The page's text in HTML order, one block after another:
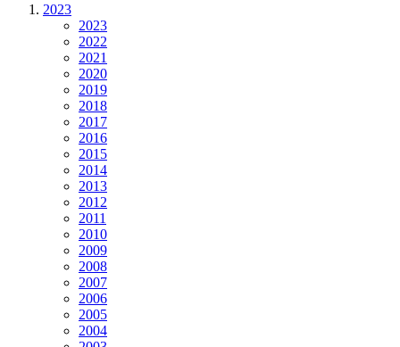
2023
2023
2022
2021
2020
2019
2018
2017
2016
2015
2014
2013
2012
2011
2010
2009
2008
2007
2006
2005
2004